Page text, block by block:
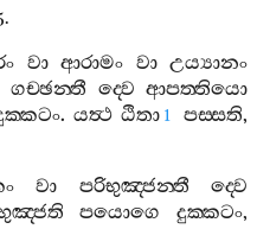
වා ආරාමං වා උය්‍යානං
ගච‍්ඡන‍්තී ද‍්වෙ ආපත‍්තියො
. යත්‍ථ ඨිතා 1 පස‍්සති,
වා පරිභුඤ‍්ජන‍්තී
ද‍්වෙ
පයොගෙ දුක‍්කටං,